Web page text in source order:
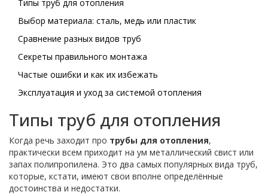
Типы труб для отопления
Выбор материала: сталь, медь или пластик
Сравнение разных видов труб
Секреты правильного монтажа
Частые ошибки и как их избежать
Эксплуатация и уход за системой отопления
Типы труб для отопления
Когда речь заходит про трубы для отопления,
практически всем приходит на ум металлический свист или
запах полипропилена. Это два самых популярных вида труб,
которые, кстати, имеют свои вполне определённые
достоинства и недостатки.